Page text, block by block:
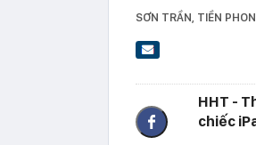
SƠN TRẦN , TIỀN
HHT -
chiếc